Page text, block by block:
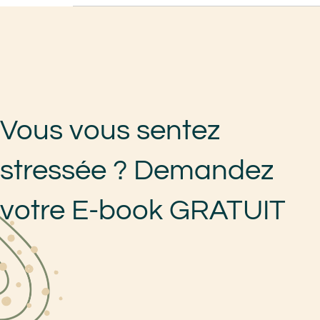
Vous vous sentez
stressée ? Demandez
votre E-book GRATUIT